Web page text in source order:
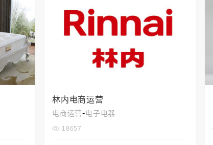
林内电商运营
电商运营-电子电器
18657